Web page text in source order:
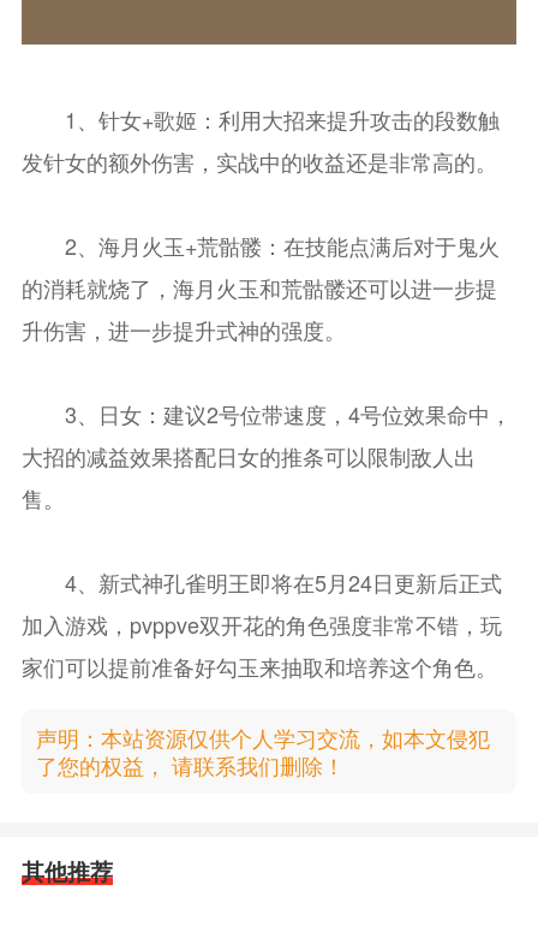
1、针女+歌姬：利用大招来提升攻击的段数触
发针女的额外伤害，实战中的收益还是非常高的。
2、海月火玉+荒骷髅：在技能点满后对于鬼火
的消耗就烧了，海月火玉和荒骷髅还可以进一步提
升伤害，进一步提升式神的强度。
3、日女：建议2号位带速度，4号位效果命中，
大招的减益效果搭配日女的推条可以限制敌人出
售。
4、新式神孔雀明王即将在5月24日更新后正式
加入游戏，pvppve双开花的角色强度非常不错，玩
家们可以提前准备好勾玉来抽取和培养这个角色。
声明：本站资源仅供个人学习交流，如本文侵犯
了您的权益， 请联系我们删除！
其他推荐